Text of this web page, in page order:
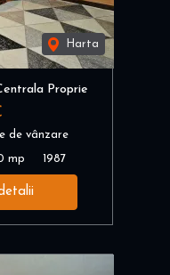
Harta
Proprie
de vânzare
mp 1987